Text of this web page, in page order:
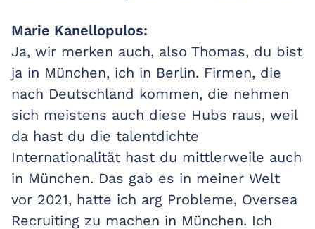
Marie Kanellopulos:
Ja, wir merken auch, also Thomas, du bist
ja in München, ich in Berlin. Firmen, die
nach Deutschland kommen, die nehmen
sich meistens auch diese Hubs raus, weil
da hast du die talentdichte
Internationalität hast du mittlerweile auch
in München. Das gab es in meiner Welt
vor 2021, hatte ich arg Probleme, Oversea
Recruiting zu machen in München. Ich